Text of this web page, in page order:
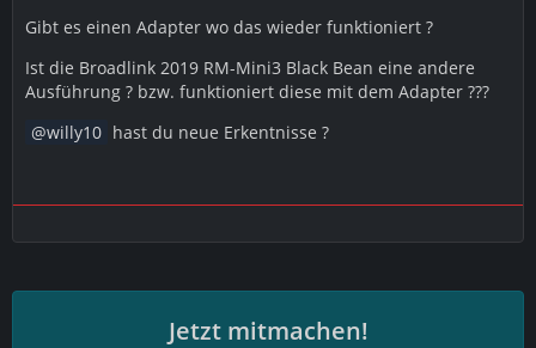
Gibt es einen Adapter wo das wieder funktioniert ?
Ist die Broadlink 2019 RM-Mini3 Black Bean eine andere
Ausführung ? bzw. funktioniert diese mit dem Adapter ???
willy10 hast du neue Erkentnisse ?
Jetzt mitmachen!